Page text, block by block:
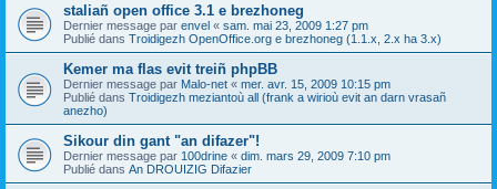
staliañ open office 3.1 e brezhoneg
Dernier message par envel « sam. mai 23, 2009 1:27 pm
Publié dans Troidigezh OpenOffice.org e brezhoneg (1.1.x, 2.x ha 3.x)
Kemer ma flas evit treiñ phpBB
Dernier message par Malo-net « mer. avr. 15, 2009 10:15 pm
Publié dans Troidigezh meziantoù all (frank a wirioù evit an darn vrasañ
anezho)
Sikour din gant "an difazer"!
Dernier message par 100drine « dim. mars 29, 2009 7:10 pm
Publié dans An DROUIZIG Difazier